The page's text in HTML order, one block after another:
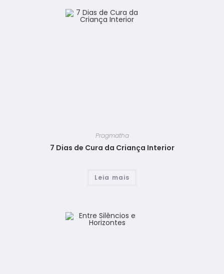
Pragmatha
7 Dias de Cura da Criança Interior
Leia mais